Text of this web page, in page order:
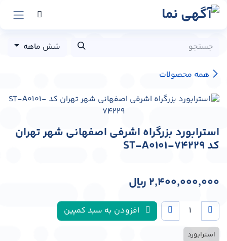
پرش به محتوا
همه محصولات
شش ماهه
استرابورد بزرگراه اشرفی اصفهانی شهر تهران
کد ST-A0101-74229
2,400,000,000 ﷼
افزودن به سبد کمپین
استرابورد